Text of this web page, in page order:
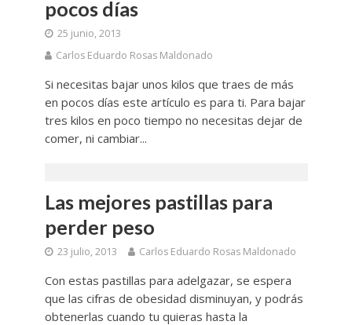
pocos días
25 junio, 2013
Carlos Eduardo Rosas Maldonado
Si necesitas bajar unos kilos que traes de más
en pocos días este artículo es para ti. Para bajar
tres kilos en poco tiempo no necesitas dejar de
comer, ni cambiar...
Las mejores pastillas para
perder peso
23 julio, 2013 Carlos Eduardo Rosas Maldonado
Con estas pastillas para adelgazar, se espera
que las cifras de obesidad disminuyan, y podrás
obtenerlas cuando tu quieras hasta la